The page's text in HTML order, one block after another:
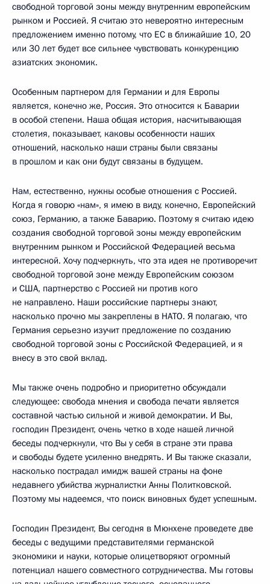
свободной торговой зоны между внутренним европейским
рынком и Россией. Я считаю это невероятно интересным
предложением именно потому, что ЕС в ближайшие 10, 20
или 30 лет будет все сильнее чувствовать конкуренцию
азиатских экономик.
Особенным партнером для Германии и для Европы
является, конечно же, Россия. Это относится к Баварии
в особой степени. Наша общая история, насчитывающая
столетия, показывает, каковы особенности наших
отношений, насколько наши страны были связаны
в прошлом и как они будут связаны в будущем.
Нам, естественно, нужны особые отношения с Россией.
Когда я говорю «нам», я имею в виду, конечно, Европейский
союз, Германию, а также Баварию. Поэтому я считаю идею
создания свободной торговой зоны между европейским
внутренним рынком и Российской Федерацией весьма
интересной. Хочу подчеркнуть, что эта идея не противоречит
свободной торговой зоне между Европейским союзом
и США, партнерство с Россией ни против кого
не направлено. Наши российские партнеры знают,
насколько прочно мы закреплены в НАТО. Я полагаю, что
Германия серьезно изучит предложение по созданию
свободной торговой зоны с Российской Федерацией, и я
внесу в это свой вклад.
Мы также очень подробно и приоритетно обсуждали
следующее: свобода мнения и свобода печати является
составной частью сильной и живой демократии. И Вы,
господин Президент, очень четко в ходе нашей личной
беседы подчеркнули, что Вы у себя в стране эти права
и свободы будете усиленно внедрять. И Вы также сказали,
насколько пострадал имидж вашей страны на фоне
недавнего убийства журналистки Анны Политковской.
Поэтому мы надеемся, что поиск виновных будет успешным.
Господин Президент, Вы сегодня в Мюнхене проведете две
беседы с ведущими представителями германской
экономики и науки, которые олицетворяют огромный
потенциал нашего совместного сотрудничества. Мы готовы